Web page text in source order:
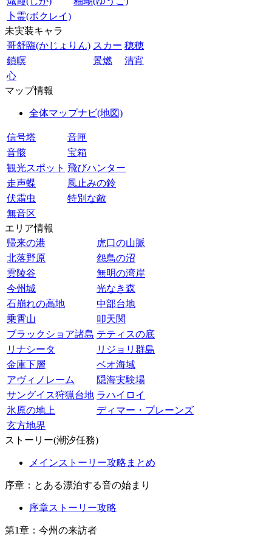
卜霊(ボクレイ)
未実装キャラ
哥舒臨(かじょりん) スカー 穂穂
鎖暝
景燃
清宵
心
マップ情報
全体マップナビ(地図)
信号塔
音匣
音骸
宝箱
観光スポット 飛びハンター
走声蝶
風止みの鈴
伏霜虫
特別な敵
無音区
エリア情報
帰来の港
虎口の山脈
北落野原
怨鳥の沼
雲陵谷
無明の湾岸
今州城
光なき森
石崩れの高地
中部台地
乗霄山
叩天関
ブラックショア諸島 テティスの底
リナシータ
リジョリ群島
金庫下層
ベオ海域
アヴィノレーム
隠海実験場
サングイス狩猟台地 ラハイロイ
氷原の地上
ディマー・プレーンズ
玄方地界
ストーリー(潮汐任務)
メインストーリー攻略まとめ
序章：とある漂泊する音の始まり
序章ストーリー攻略
第1章：今州の来訪者